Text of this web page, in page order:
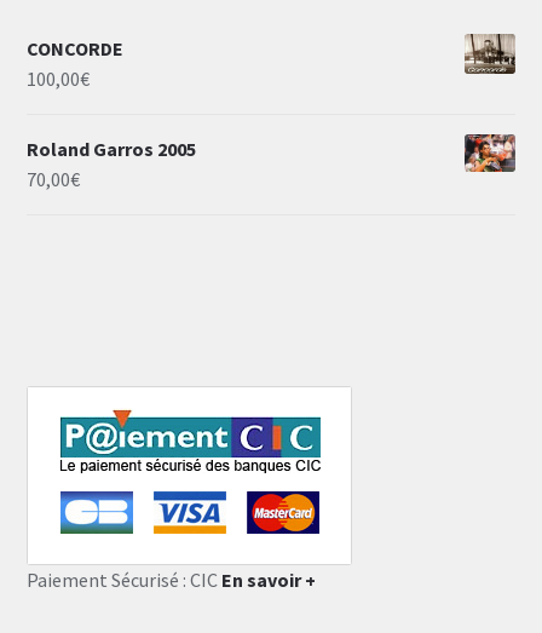
CONCORDE
100,00€
Roland Garros 2005
70,00€
Paiement Sécurisé : CIC En savoir +